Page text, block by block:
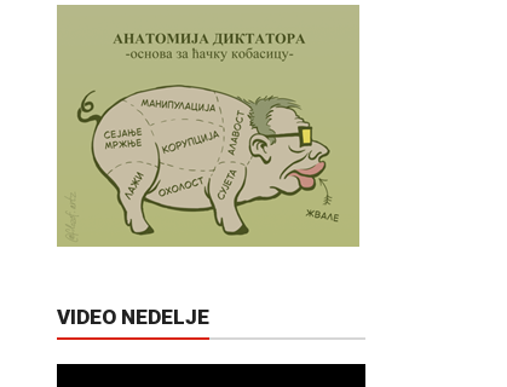
VIDEO NEDELJE